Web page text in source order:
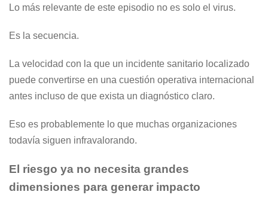
Lo más relevante de este episodio no es solo el virus.
Es la secuencia.
La velocidad con la que un incidente sanitario localizado
puede convertirse en una cuestión operativa internacional
antes incluso de que exista un diagnóstico claro.
Eso es probablemente lo que muchas organizaciones
todavía siguen infravalorando.
El riesgo ya no necesita grandes
dimensiones para generar impacto